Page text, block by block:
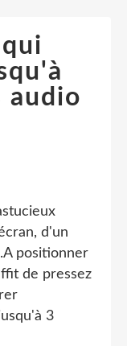
audio
d'un
positionner
de pressez
3